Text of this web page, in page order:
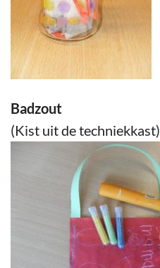
Badzout
(Kist uit de techniekkast)